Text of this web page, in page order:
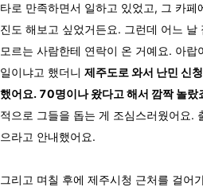
타로 만족하면서 일하고 있었고, 그 카
진도 해보고 싶었거든요. 그런데 어느
모르는 사람한테 연락이 온 거예요. 아
일이냐고 했더니 제주도로 와서 난민 신
했어요. 70명이나 왔다고 해서 깜짝 놀랐
적으로 그들을 돕는 게 조심스러웠어요.
으라고 안내했어요.
그리고 며칠 후에 제주시청 근처를 걸어